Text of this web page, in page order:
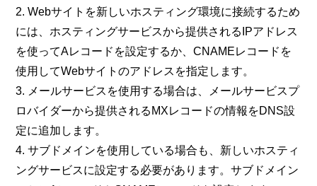
2. Webサイトを新しいホスティング環境に接続するため
には、ホスティングサービスから提供されるIPアドレス
を使ってAレコードを設定するか、CNAMEレコードを
使用してWebサイトのアドレスを指定します。
3. メールサービスを使用する場合は、メールサービスプ
ロバイダーから提供されるMXレコードの情報をDNS設
定に追加します。
4. サブドメインを使用している場合も、新しいホスティ
ングサービスに設定する必要があります。サブドメイン